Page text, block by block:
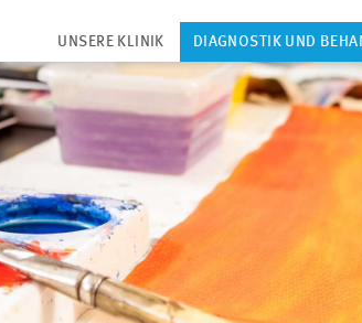
UNSERE KLINIK DIAGNOSTIK UND